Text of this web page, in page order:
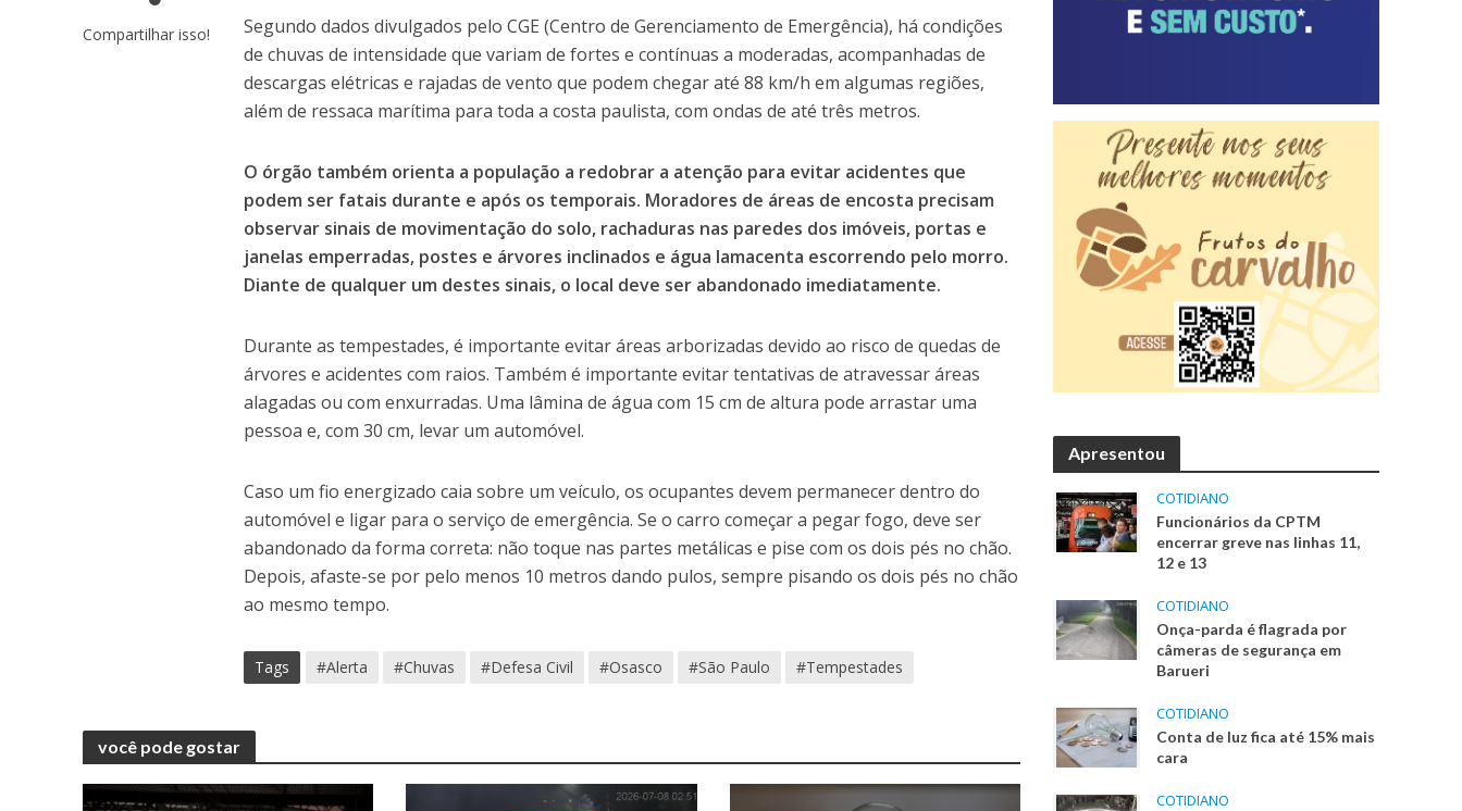
Compartilhar isso!
Segundo dados divulgados pelo CGE (Centro de Gerenciamento de Emergência), há condições
de chuvas de intensidade que variam de fortes e contínuas a moderadas, acompanhadas de
descargas elétricas e rajadas de vento que podem chegar até 88 km/h em algumas regiões,
além de ressaca marítima para toda a costa paulista, com ondas de até três metros.
O órgão também orienta a população a redobrar a atenção para evitar acidentes que
podem ser fatais durante e após os temporais. Moradores de áreas de encosta precisam
observar sinais de movimentação do solo, rachaduras nas paredes dos imóveis, portas e
janelas emperradas, postes e árvores inclinados e água lamacenta escorrendo pelo morro.
Diante de qualquer um destes sinais, o local deve ser abandonado imediatamente.
Durante as tempestades, é importante evitar áreas arborizadas devido ao risco de quedas de
árvores e acidentes com raios. Também é importante evitar tentativas de atravessar áreas
alagadas ou com enxurradas. Uma lâmina de água com 15 cm de altura pode arrastar uma
pessoa e, com 30 cm, levar um automóvel.
Caso um fio energizado caia sobre um veículo, os ocupantes devem permanecer dentro do
automóvel e ligar para o serviço de emergência. Se o carro começar a pegar fogo, deve ser
abandonado da forma correta: não toque nas partes metálicas e pise com os dois pés no chão.
Depois, afaste-se por pelo menos 10 metros dando pulos, sempre pisando os dois pés no chão
ao mesmo tempo.
Tags #Alerta #Chuvas #Defesa Civil #Osasco #São Paulo #Tempestades
você pode gostar
Apresentou
COTIDIANO
Funcionários da CPTM
encerrar greve nas linhas 11,
12 e 13
COTIDIANO
Onça-parda é flagrada por
câmeras de segurança em
Barueri
COTIDIANO
Conta de luz fica até 15% mais
cara
COTIDIANO